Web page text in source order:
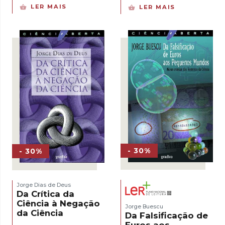
preço
7,50 €.
preço
5,25 €.
LER MAIS
preço
13,12 €.
preço
9,18 €.
LER MAIS
- 30%
Jorge Dias de Deus
Da Crítica da
Ciência à Negação
da Ciência
- 30%
Jorge Buescu
Da Falsificação de